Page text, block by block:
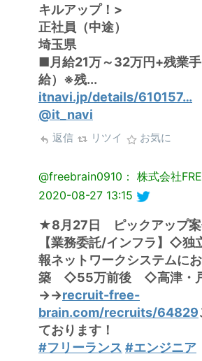
キルアップ！>
正社員（中途）
埼玉県
■月給21万～32万円+残業
給）※残...
itnavi.jp/details/610157…
@it_navi
返信 リツイ お気に
@freebrain0910： 株式会社
2020-08-27 13:15
★8月27日 ピックアップ
【業務委託/インフラ】◇独
報ネットワークシステムに
築 ◇55万前後 ◇高津・戸
→→recruit-free-
brain.com/recruits/64829
ております！
#フリーランス #エンジニア